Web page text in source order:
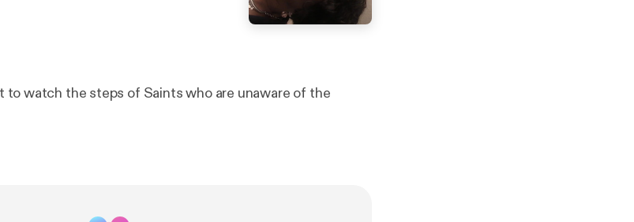
to watch the steps of Saints who are unaware of the